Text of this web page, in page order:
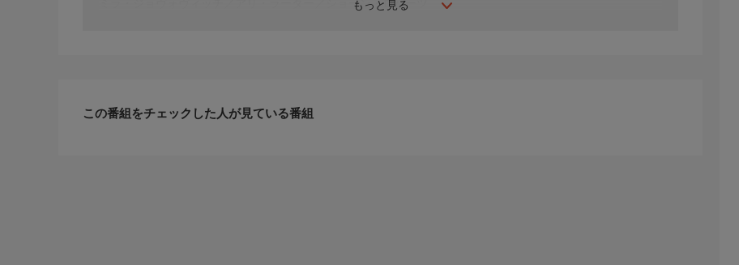
もっと見る
ミラ・ジョヴォヴィッチ／アリ・ラーター／ショーン・ロバーツ
この番組をチェックした人が見ている番組